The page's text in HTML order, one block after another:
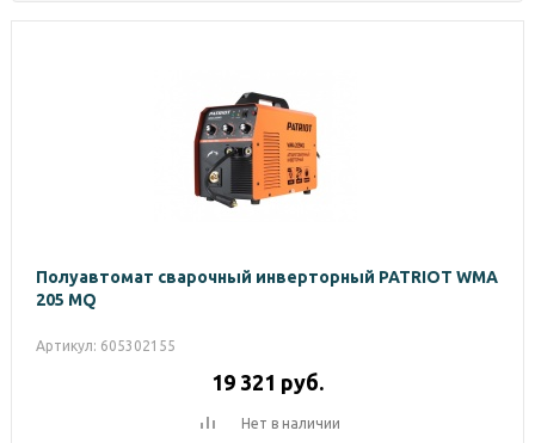
Полуавтомат сварочный инверторный PATRIOT WMA
205 MQ
Артикул: 605302155
19 321 руб.
Нет в наличии